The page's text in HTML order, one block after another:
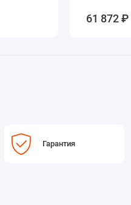
61 872 ₽
Гарантия